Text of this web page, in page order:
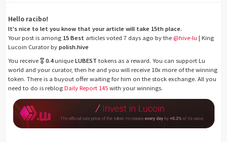
Hello racibo!
It's nice to let you know that your article will take 15th place.
Your post is among 15 Best articles voted 7 days ago by the @hive-lu | King
Lucoin Curator by polish.hive
You receive 🎖 0.4unique LUBEST tokens as a reward. You can support Lu
world and your curator, then he and you will receive 10x more of the winning
token. There is a buyout offer waiting for him on the stock exchange. All you
need to do is reblog Daily Report 145 with your winnings.